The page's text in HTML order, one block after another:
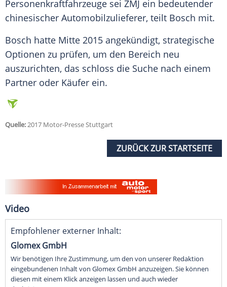
Personenkraftfahrzeuge sei ZMJ ein bedeutender
chinesischer Automobilzulieferer, teilt Bosch mit.
Bosch hatte Mitte 2015 angekündigt, strategische
Optionen zu prüfen, um den Bereich neu
auszurichten, das schloss die Suche nach einem
Partner oder Käufer ein.
Quelle:2017 Motor-Presse Stuttgart
ZURÜCK ZUR STARTSEITE
Video
Empfohlener externer Inhalt:
Glomex GmbH
Wir benötigen Ihre Zustimmung, um den von unserer Redaktion
eingebundenen Inhalt von Glomex GmbH anzuzeigen. Sie können
diesen mit einem Klick anzeigen lassen und auch wieder